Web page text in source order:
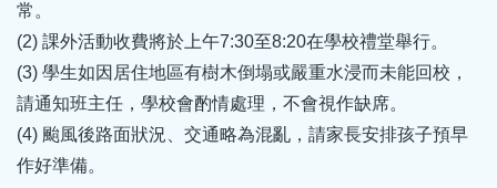
常。
(2) 課外活動收費將於上午7:30至8:20在學校禮堂舉行。
(3) 學生如因居住地區有樹木倒塌或嚴重水浸而未能回校，
請通知班主任，學校會酌情處理，不會視作缺席。
(4) 颱風後路面狀況、交通略為混亂，請家長安排孩子預早
作好準備。